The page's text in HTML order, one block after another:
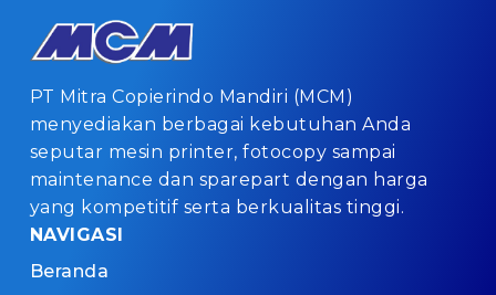
PT Mitra Copierindo Mandiri (MCM)
menyediakan berbagai kebutuhan Anda
seputar mesin printer, fotocopy sampai
maintenance dan sparepart dengan harga
yang kompetitif serta berkualitas tinggi.
NAVIGASI
Beranda